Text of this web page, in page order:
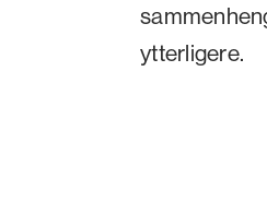
ytterligere.